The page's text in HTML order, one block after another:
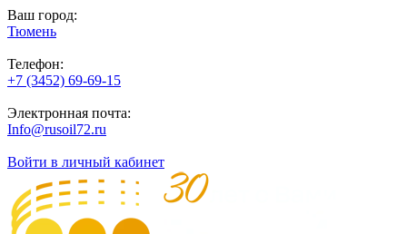
Ваш город:
Тюмень
Телефон:
+7 (3452) 69-69-15
Электронная почта:
Info@rusoil72.ru
Войти в личный кабинет